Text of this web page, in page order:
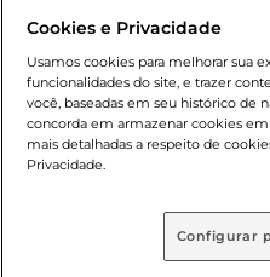
nossas promoções, a
promocionais poderá ter
cliente. Os preços, ofertas e
o e-commerce e válidos
sofrer alterações sem prévia
de bebidas alcoólicas para
Adolescente). Preços e
, podendo
prévio. O valor mínimo para
Cookies e Privacidade
Usamos cookies para melhorar sua
funcionalidades do site, e trazer
você, baseadas em seu histórico de
concorda em armazenar cookies
mais detalhadas a respeito de
Privacidade.
Configurar